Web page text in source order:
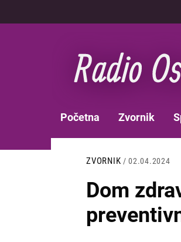
na
NAVIGATION
Početna Zvornik
ZVORNIK / 02.04.2024
Dom